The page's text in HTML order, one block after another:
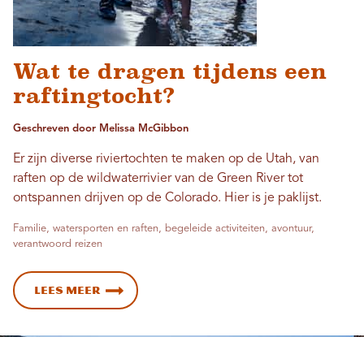
Wat te dragen tijdens een
raftingtocht?
Geschreven door Melissa McGibbon
Er zijn diverse riviertochten te maken op de Utah, van
raften op de wildwaterrivier van de Green River tot
ontspannen drijven op de Colorado. Hier is je paklijst.
Familie, watersporten en raften, begeleide activiteiten, avontuur,
verantwoord reizen
Lees meer